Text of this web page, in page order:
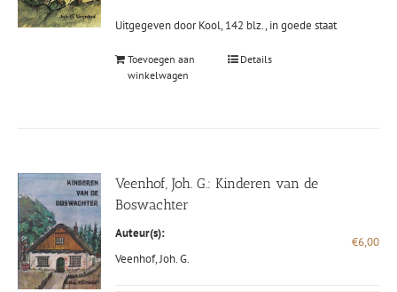
Uitgegeven door Kool, 142 blz., in goede staat
Toevoegen aan
winkelwagen
Details
Veenhof, Joh. G.: Kinderen van de
Boswachter
Auteur(s):
Veenhof, Joh. G.
€6,00